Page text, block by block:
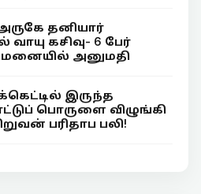
தனியார்
கசிவு- 6 பேர்
அனுமதி
இருந்த
பொருளை விழுங்கி
பரிதாப பலி!